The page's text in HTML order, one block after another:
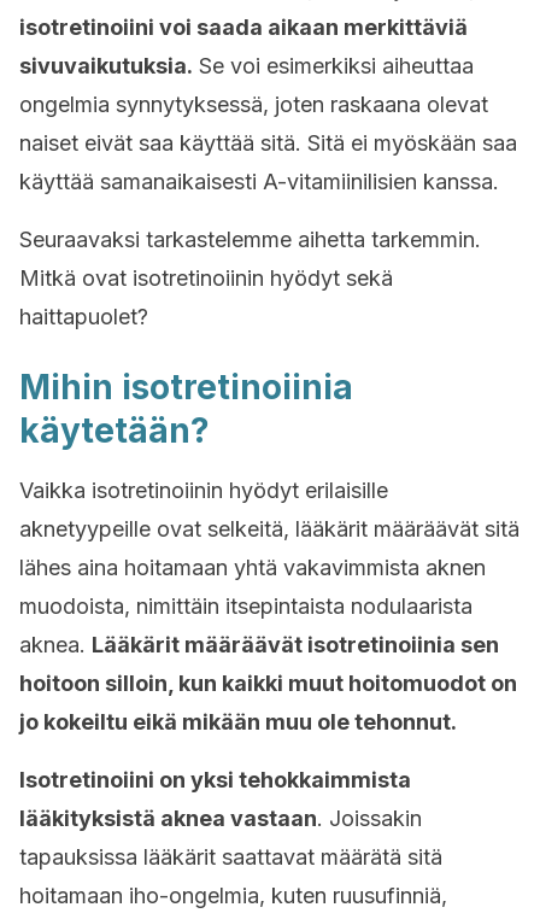
isotretinoiini voi saada aikaan merkittäviä
sivuvaikutuksia. Se voi esimerkiksi aiheuttaa
ongelmia synnytyksessä, joten raskaana olevat
naiset eivät saa käyttää sitä. Sitä ei myöskään saa
käyttää samanaikaisesti A-vitamiinilisien kanssa.
Seuraavaksi tarkastelemme aihetta tarkemmin.
Mitkä ovat isotretinoiinin hyödyt sekä
haittapuolet?
Mihin isotretinoiinia
käytetään?
Vaikka isotretinoiinin hyödyt erilaisille
aknetyypeille ovat selkeitä, lääkärit määräävät sitä
lähes aina hoitamaan yhtä vakavimmista aknen
muodoista, nimittäin itsepintaista nodulaarista
aknea. Lääkärit määräävät isotretinoiinia sen
hoitoon silloin, kun kaikki muut hoitomuodot on
jo kokeiltu eikä mikään muu ole tehonnut.
Isotretinoiini on yksi tehokkaimmista
lääkityksistä aknea vastaan. Joissakin
tapauksissa lääkärit saattavat määrätä sitä
hoitamaan iho-ongelmia, kuten ruusufinniä,